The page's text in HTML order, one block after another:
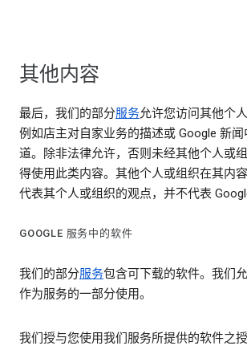
其他内容
最后，我们的部分服务允许您访问其他个
例如店主对自家业务的描述或 Google 新
道。除非法律允许，否则未经其他个人或
得使用此类内容。其他个人或组织在其内
代表其个人或组织的观点，并不代表
GOOGLE 服务中的软件
我们的部分服务包含可下载的软件。我们
作为服务的一部分使用。
我们授与您使用我们服务所提供的软件之授